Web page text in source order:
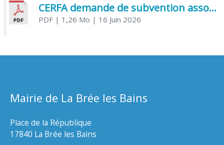
CERFA demande de subvention association
PDF| 1,26 Mo | 16 Juin 2026
Mairie de La Brée les Bains
Place de la République
17840 La Brée les Bains